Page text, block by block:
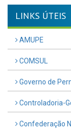
LINKS ÚTEIS
AMUPE
COMSUL
Governo de
Controladoria-
Confederação